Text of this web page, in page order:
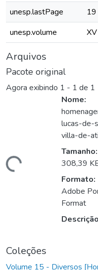
unesp.lastPage
19
unesp.volume
XV
Arquivos
Pacote original
Agora exibindo 1 - 1 de 1
Nome:
lucas-de-
villa-de-
Tamanho:
308,39
Formato:
Adobe
Format
Coleções
Volume 15 - Diversos